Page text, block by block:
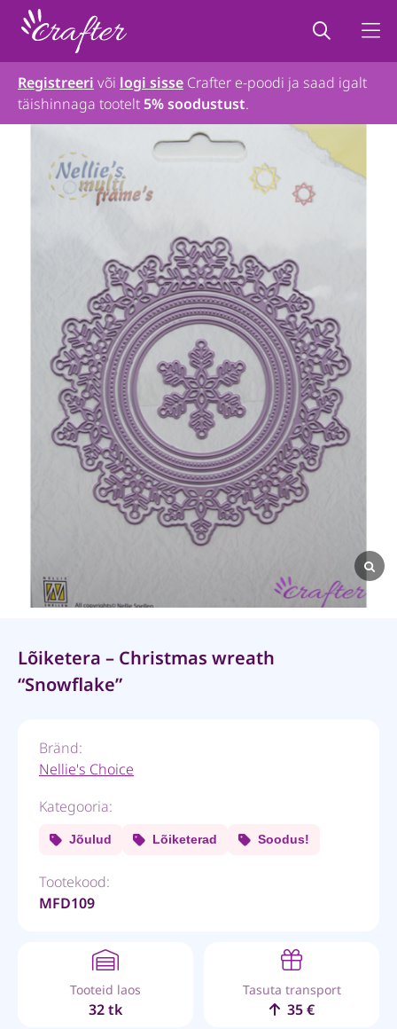
Registreeri või logi sisse Crafter e-poodi ja saad igalt
täishinnaga tootelt5% soodustust.
Lõiketera – Christmas wreath
“Snowflake”
Bränd:
Nellie's Choice
Kategooria:
Jõulud Lõiketerad Soodus!
Tootekood:
MFD109
Tooteid laos
32 tk
Tasuta transport
35 €